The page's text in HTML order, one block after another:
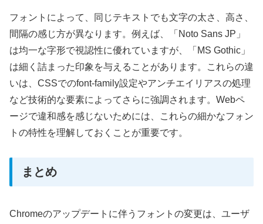
フォントによって、同じテキストでも文字の太さ、高さ、
間隔の感じ方が異なります。例えば、「Noto Sans JP」
は均一な字形で視認性に優れていますが、「MS Gothic」
は細く詰まった印象を与えることがあります。これらの違
いは、CSSでのfont-family設定やアンチエイリアスの処理
など技術的な要素によってさらに強調されます。Webペ
ージで違和感を感じないためには、これらの細かなフォン
トの特性を理解しておくことが重要です。
まとめ
Chromeのアップデートに伴うフォントの変更は、ユーザ